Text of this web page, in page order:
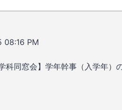
08:16 PM
科同窓会】学年幹事（入学年）